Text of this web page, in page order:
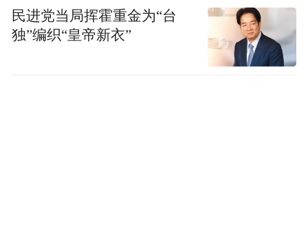
民进党当局挥霍重金为“台
独”编织“皇帝新衣”